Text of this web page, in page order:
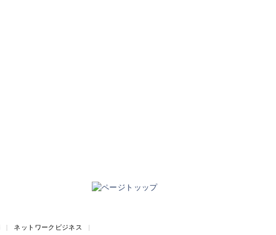
| ネットワークビジネス
|